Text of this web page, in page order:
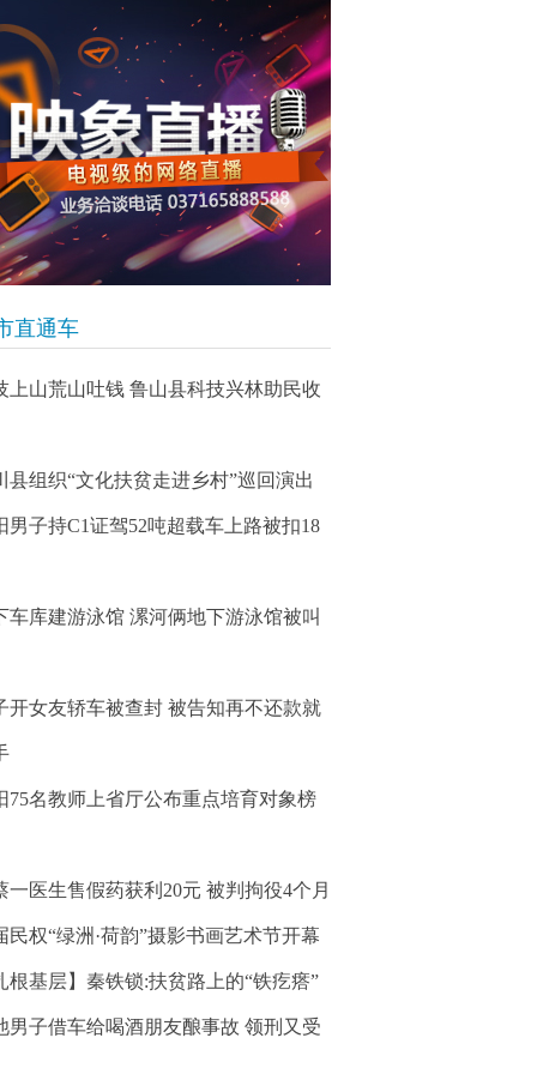
直通车
上山荒山吐钱 鲁山县科技兴林助民收
县组织“文化扶贫走进乡村”巡回演出
男子持C1证驾52吨超载车上路被扣18
车库建游泳馆 漯河俩地下游泳馆被叫
开女友轿车被查封 被告知再不还款就
75名教师上省厅公布重点培育对象榜
一医生售假药获利20元 被判拘役4个月
民权“绿洲·荷韵”摄影书画艺术节开幕
根基层】秦铁锁:扶贫路上的“铁疙瘩”
男子借车给喝酒朋友酿事故 领刑又受